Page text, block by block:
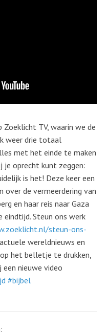
Zoeklicht TV, waarin we de
weer drie totaal
met het einde te maken
je oprecht kunt zeggen:
is het! Deze keer een
de vermeerdering van
en haar reis naar Gaza
eindtijd. Steun ons werk
steun-ons-
wereldnieuws en
het belletje te drukken,
nieuwe video
#bijbel